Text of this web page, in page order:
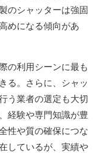
のシャッターは強固
めになる傾向があ
の利用シーンに最も
る。さらに、シャッ
う業者の選定も大切
経験や専門知識が豊
性や質の確保につな
しているが、実績や